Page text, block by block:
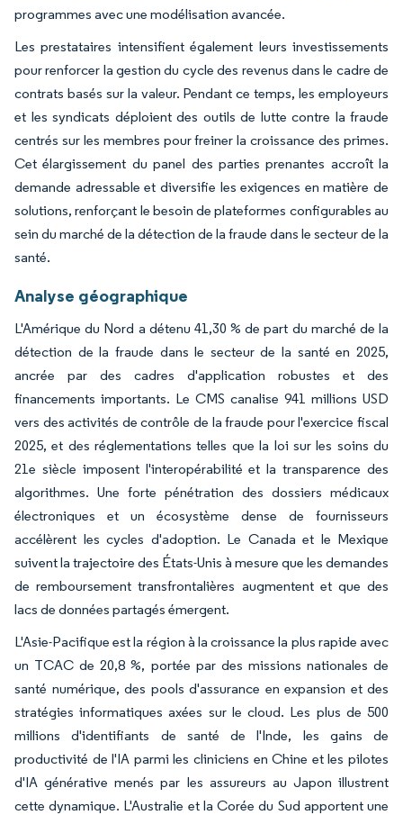
programmes avec une modélisation avancée.
Les prestataires intensifient également leurs investissements
pour renforcer la gestion du cycle des revenus dans le cadre de
contrats basés sur la valeur. Pendant ce temps, les employeurs
et les syndicats déploient des outils de lutte contre la fraude
centrés sur les membres pour freiner la croissance des primes.
Cet élargissement du panel des parties prenantes accroît la
demande adressable et diversifie les exigences en matière de
solutions, renforçant le besoin de plateformes configurables au
sein du marché de la détection de la fraude dans le secteur de la
santé.
Analyse géographique
L'Amérique du Nord a détenu 41,30 % de part du marché de la
détection de la fraude dans le secteur de la santé en 2025,
ancrée par des cadres d'application robustes et des
financements importants. Le CMS canalise 941 millions USD
vers des activités de contrôle de la fraude pour l'exercice fiscal
2025, et des réglementations telles que la loi sur les soins du
21e siècle imposent l'interopérabilité et la transparence des
algorithmes. Une forte pénétration des dossiers médicaux
électroniques et un écosystème dense de fournisseurs
accélèrent les cycles d'adoption. Le Canada et le Mexique
suivent la trajectoire des États-Unis à mesure que les demandes
de remboursement transfrontalières augmentent et que des
lacs de données partagés émergent.
L'Asie-Pacifique est la région à la croissance la plus rapide avec
un TCAC de 20,8 %, portée par des missions nationales de
santé numérique, des pools d'assurance en expansion et des
stratégies informatiques axées sur le cloud. Les plus de 500
millions d'identifiants de santé de l'Inde, les gains de
productivité de l'IA parmi les cliniciens en Chine et les pilotes
d'IA générative menés par les assureurs au Japon illustrent
cette dynamique. L'Australie et la Corée du Sud apportent une